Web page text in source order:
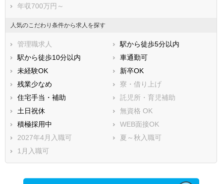
年収700万円～
人気のこだわり条件から求人を探す
管理職求人
駅から徒歩5分以内
駅から徒歩10分以内
車通勤可
未経験OK
新卒OK
残業少なめ
寮・借り上げ
住宅手当・補助
託児所・育児補助
土日祝休
無資格 OK
積極採用中
WEB面接OK
2027年4月入職可
夏～秋入職可
1月入職可